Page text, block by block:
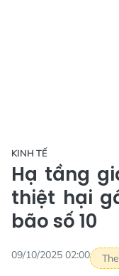
KINH TẾ
Hạ tầng
thiệt hại
bão số 10
09/10/2025 02:00